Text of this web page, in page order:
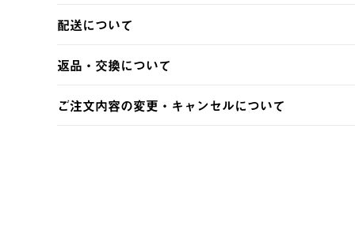
・クレジットカード決済
・Pay-easy決済
配送について
ご注文・ご入金完了より2営業日以内に商品を発送いたしま
※予約販売・長期連休期間中のご注文は除く（別途スケジ
返品・交換について
ご注文内容の変更・キャンセルについて